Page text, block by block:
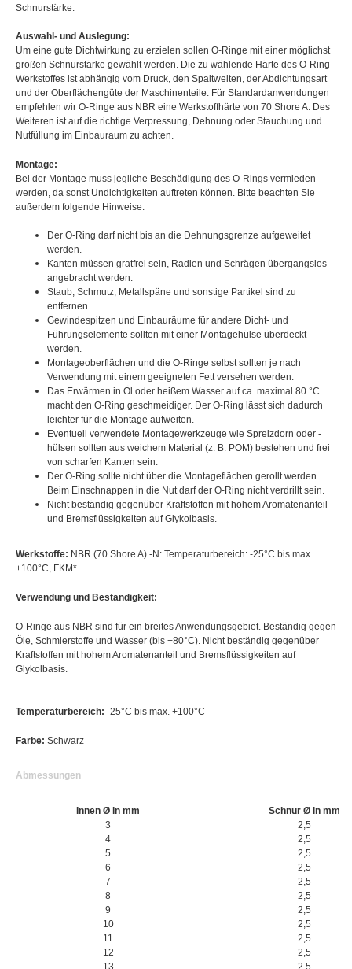
Schnurstärke.
Auswahl- und Auslegung:
Um eine gute Dichtwirkung zu erzielen sollen O-Ringe mit einer möglichst
großen Schnurstärke gewählt werden. Die zu wählende Härte des O-Ring
Werkstoffes ist abhängig vom Druck, den Spaltweiten, der Abdichtungsart
und der Oberflächengüte der Maschinenteile. Für Standardanwendungen
empfehlen wir O-Ringe aus NBR eine Werkstoffhärte von 70 Shore A. Des
Weiteren ist auf die richtige Verpressung, Dehnung oder Stauchung und
Nutfüllung im Einbauraum zu achten.
Montage:
Bei der Montage muss jegliche Beschädigung des O-Rings vermieden
werden, da sonst Undichtigkeiten auftreten können. Bitte beachten Sie
außerdem folgende Hinweise:
Der O-Ring darf nicht bis an die Dehnungsgrenze aufgeweitet
werden.
Kanten müssen gratfrei sein, Radien und Schrägen übergangslos
angebracht werden.
Staub, Schmutz, Metallspäne und sonstige Partikel sind zu
entfernen.
Gewindespitzen und Einbauräume für andere Dicht- und
Führungselemente sollten mit einer Montagehülse überdeckt
werden.
Montageoberflächen und die O-Ringe selbst sollten je nach
Verwendung mit einem geeigneten Fett versehen werden.
Das Erwärmen in Öl oder heißem Wasser auf ca. maximal 80 °C
macht den O-Ring geschmeidiger. Der O-Ring lässt sich dadurch
leichter für die Montage aufweiten.
Eventuell verwendete Montagewerkzeuge wie Spreizdorn oder -
hülsen sollten aus weichem Material (z. B. POM) bestehen und frei
von scharfen Kanten sein.
Der O-Ring sollte nicht über die Montageflächen gerollt werden.
Beim Einschnappen in die Nut darf der O-Ring nicht verdrillt sein.
Nicht beständig gegenüber Kraftstoffen mit hohem Aromatenanteil
und Bremsflüssigkeiten auf Glykolbasis.
Werkstoffe: NBR (70 Shore A) -N: Temperaturbereich: -25°C bis max.
+100°C, FKM*
Verwendung und Beständigkeit:
O-Ringe aus NBR sind für ein breites Anwendungsgebiet. Beständig gegen
Öle, Schmierstoffe und Wasser (bis +80°C). Nicht beständig gegenüber
Kraftstoffen mit hohem Aromatenanteil und Bremsflüssigkeiten auf
Glykolbasis.
Temperaturbereich: -25°C bis max. +100°C
Farbe: Schwarz
Abmessungen
Innen Ø in mm
Schnur Ø in mm
3
2,5
4
2,5
5
2,5
6
2,5
7
2,5
8
2,5
9
2,5
10
2,5
11
2,5
12
2,5
13
2,5